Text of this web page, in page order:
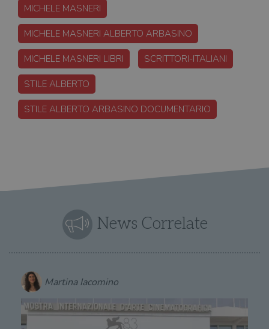
MICHELE MASNERI
MICHELE MASNERI ALBERTO ARBASINO
MICHELE MASNERI LIBRI SCRITTORI-ITALIANI
STILE ALBERTO
STILE ALBERTO ARBASINO DOCUMENTARIO
News Correlate
Martina Iacomino